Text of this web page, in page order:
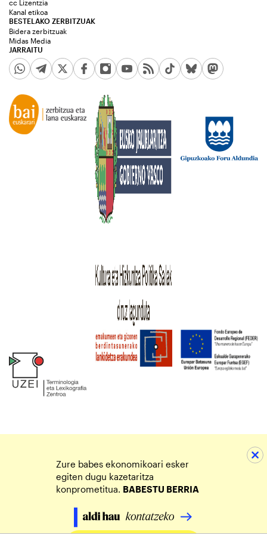
JARRAITU
cc Lizentzia
Kanal etikoa
BESTELAKO ZERBITZUAK
Bidera zerbitzuak
Midas Media
Zure babes ekonomikoari esker
egiten dugu kazetaritza
konprometitua. BABESTU BERRIA